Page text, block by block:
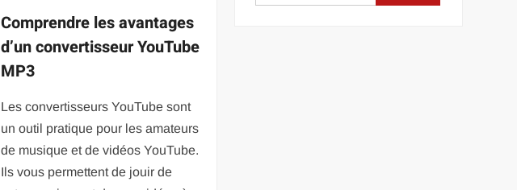
Comprendre les avantages
d’un convertisseur YouTube
MP3
Les convertisseurs YouTube sont
un outil pratique pour les amateurs
de musique et de vidéos YouTube.
Ils vous permettent de jouir de